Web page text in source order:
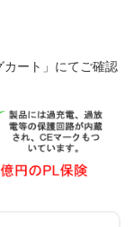
ート」にてご確認